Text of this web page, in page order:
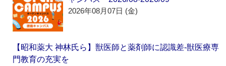
2026年08月07日 (金)
【昭和薬大 神林氏ら】獣医師と薬剤師に認識差‐獣医療専
門教育の充実を